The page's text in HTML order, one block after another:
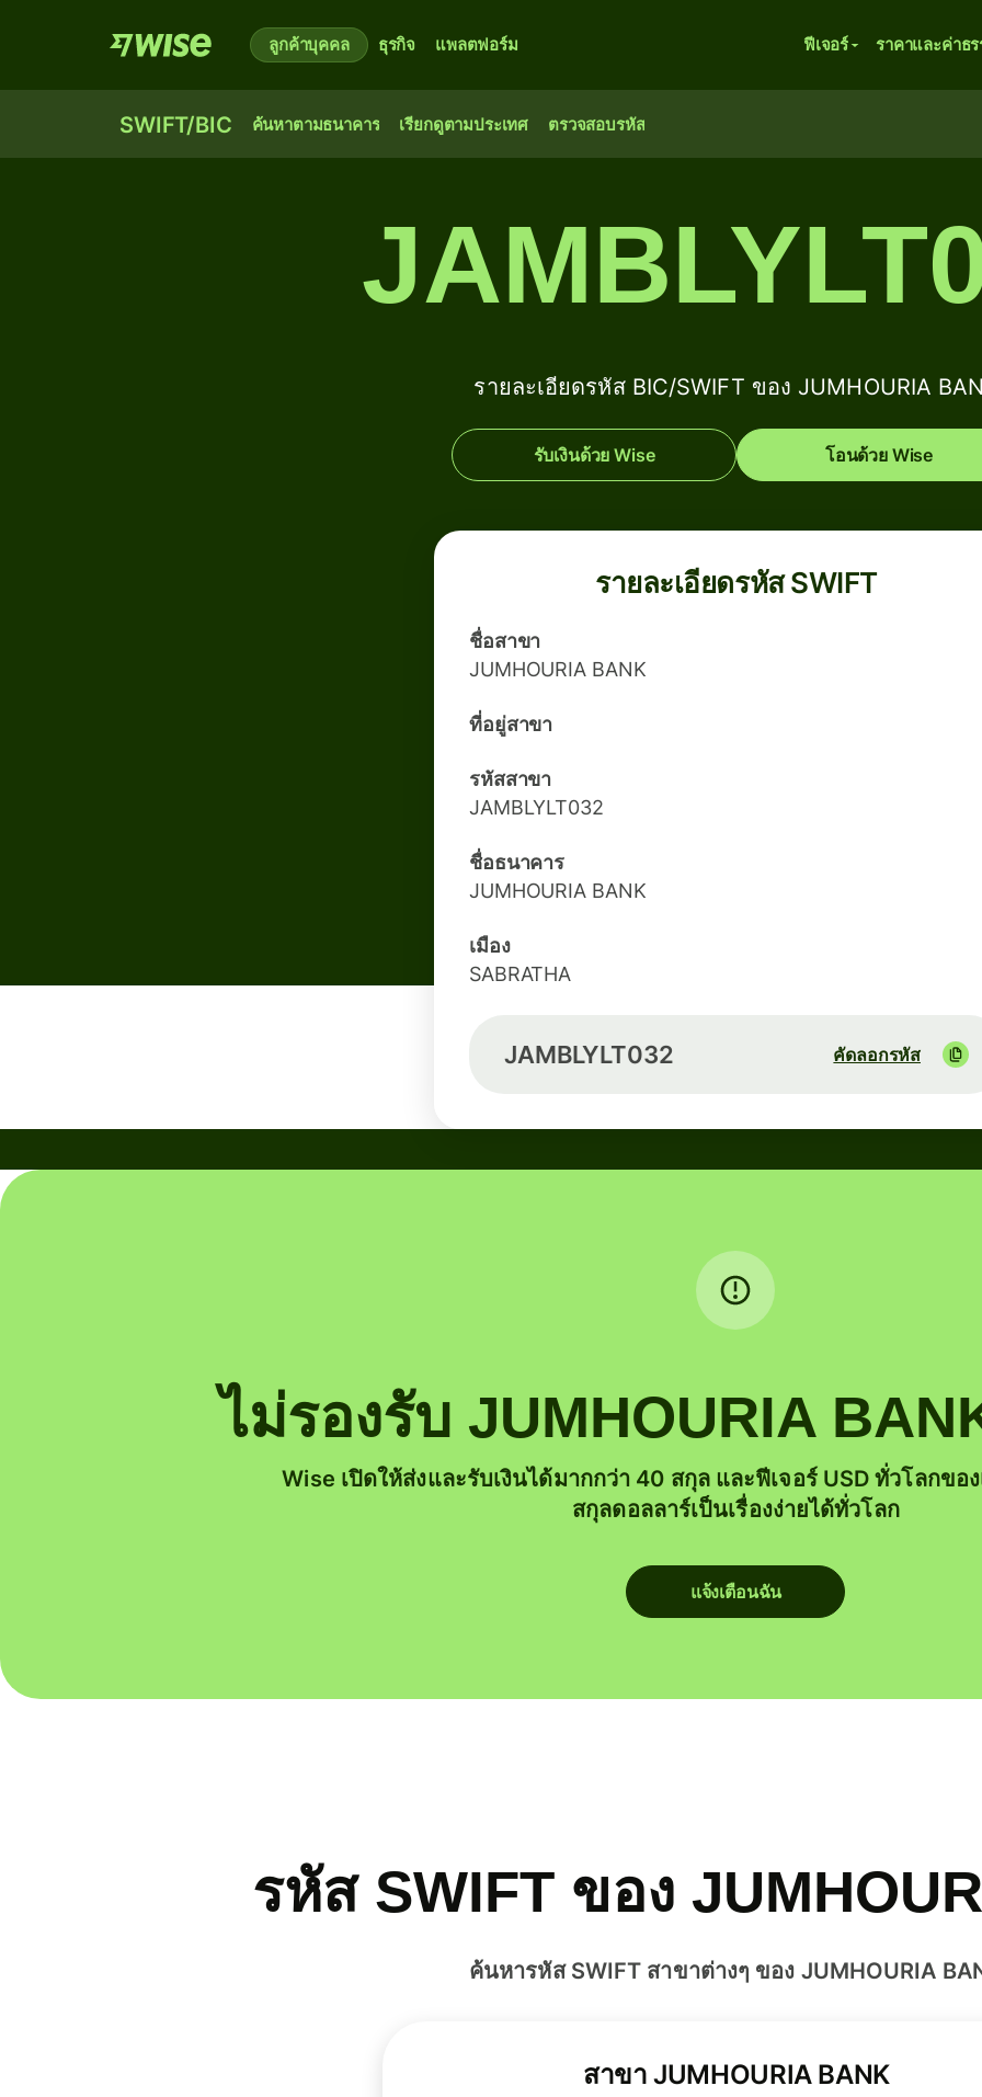
ลูกค้าบุคคล ธุรกิจ แพลตฟอร์ม ฟีเจอร์ ราคาและค่าธ
SWIFT/BIC ค้นหาตามธนาคาร เรียกดูตามประเทศ ตรวจสอบรหัส
รายละเอียดรหัส BIC/SWIFT ของ JUMHOURIA
รับเงินด้วย Wise โอนด้วย Wise
รายละเอียดรหัส SWIFT
ชื่อสาขา
JUMHOURIA BANK
ที่อยู่สาขา
รหัสสาขา
JAMBLYLT032
ชื่อธนาคาร
JUMHOURIA BANK
เมือง
SABRATHA
JAMBLYLT032 คัดลอกรหัส
ไม่รองรับ JUMHOURIA
Wise เปิดให้ส่งและรับเงินได้มากกว่า 40 สกุล และฟีเจอร์ USD ทั่วโลกขอ
สกุลดอลลาร์เป็นเรื่องง่ายได้ทั่วโลก
แจ้งเตือนฉัน
รหัส SWIFT ของ
ค้นหารหัส SWIFT สาขาต่างๆ ของ JUMHOURIA
สาขา JUMHOURIA BANK